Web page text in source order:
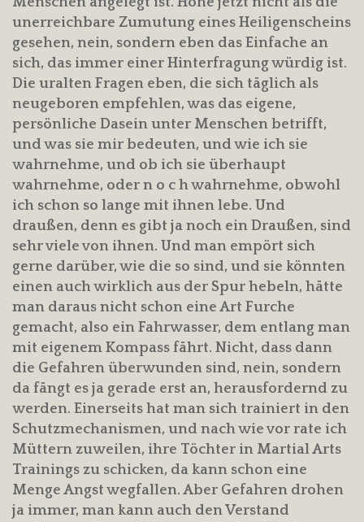
unerreichbare Zumutung eines Heiligenscheins
gesehen, nein, sondern eben das Einfache an
sich, das immer einer Hinterfragung würdig ist.
Die uralten Fragen eben, die sich täglich als
neugeboren empfehlen, was das eigene,
persönliche Dasein unter Menschen betrifft,
und was sie mir bedeuten, und wie ich sie
wahrnehme, und ob ich sie überhaupt
wahrnehme, oder n o c h wahrnehme, obwohl
ich schon so lange mit ihnen lebe. Und
draußen, denn es gibt ja noch ein Draußen, sind
sehr viele von ihnen. Und man empört sich
gerne darüber, wie die so sind, und sie könnten
einen auch wirklich aus der Spur hebeln, hätte
man daraus nicht schon eine Art Furche
gemacht, also ein Fahrwasser, dem entlang man
mit eigenem Kompass fährt. Nicht, dass dann
die Gefahren überwunden sind, nein, sondern
da fängt es ja gerade erst an, herausfordernd zu
werden. Einerseits hat man sich trainiert in den
Schutzmechanismen, und nach wie vor rate ich
Müttern zuweilen, ihre Töchter in Martial Arts
Trainings zu schicken, da kann schon eine
Menge Angst wegfallen. Aber Gefahren drohen
ja immer, man kann auch den Verstand